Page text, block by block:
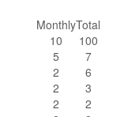
MonthlyTotal
10
100
5
7
2
6
2
3
2
2